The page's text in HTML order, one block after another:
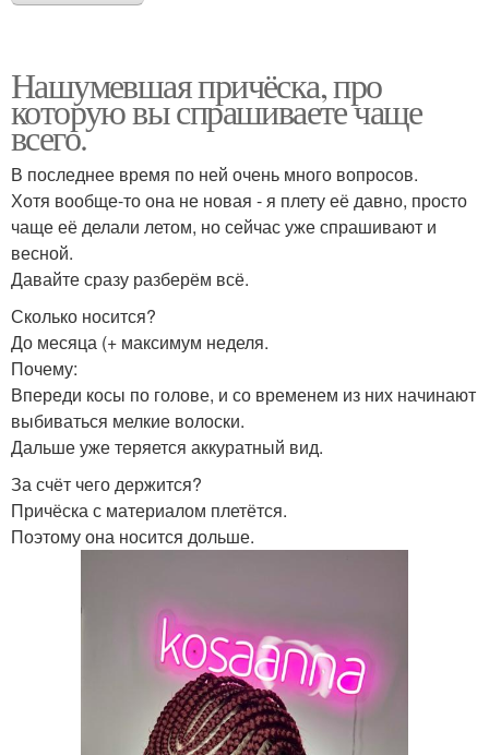
Нашумевшая причёска, про
которую вы спрашиваете чаще
всего.
В последнее время по ней очень много вопросов.
Хотя вообще-то она не новая - я плету её давно, просто
чаще её делали летом, но сейчас уже спрашивают и
весной.
Давайте сразу разберём всё.
Сколько носится?
До месяца (+ максимум неделя.
Почему:
Впереди косы по голове, и со временем из них начинают
выбиваться мелкие волоски.
Дальше уже теряется аккуратный вид.
За счёт чего держится?
Причёска с материалом плетётся.
Поэтому она носится дольше.